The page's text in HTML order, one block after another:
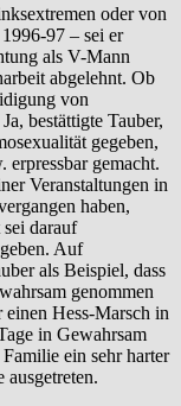
oder von
97 – sei er
als V-Mann
abgelehnt. Ob
von
bestättigte Tauber,
gegeben,
erpressbar gemacht.
Veranstaltungen in
haben,
darauf
Auf
als Beispiel, dass
genommen
einen Hess-Marsch in
in Gewahrsam
ein sehr harter
ausgetreten.